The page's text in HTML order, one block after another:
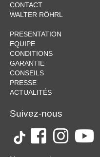
CONTACT
WALTER RÖHRL
PRESENTATION
EQUIPE
CONDITIONS
GARANTIE
CONSEILS
PRESSE
ACTUALITÉS
Suivez-nous